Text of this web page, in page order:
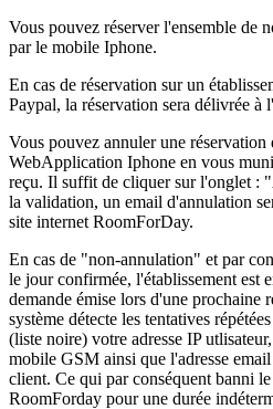
Vous pouvez réserver l'ensemble de
par le mobile Iphone.
En cas de réservation sur un
Paypal, la réservation sera délivrée à
Vous pouvez annuler une réservation
WebApplication Iphone en vous
reçu. Il suffit de cliquer sur l'onglet :
la validation, un email d'annulation
site internet RoomForDay.
En cas de "non-annulation" et par
le jour confirmée, l'établissement est
demande émise lors d'une prochaine
système détecte les tentatives
(liste noire) votre adresse IP
mobile GSM ainsi que l'adresse
client. Ce qui par conséquent banni
RoomForday pour une durée